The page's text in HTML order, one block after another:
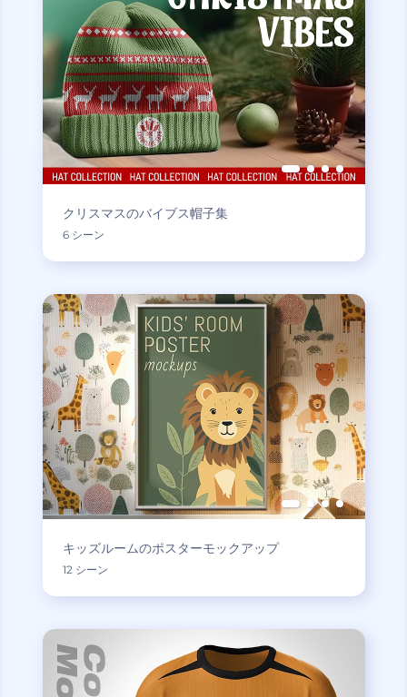
クリスマスのバイブス帽子集
6 シーン
キッズルームのポスターモックアップ
12 シーン